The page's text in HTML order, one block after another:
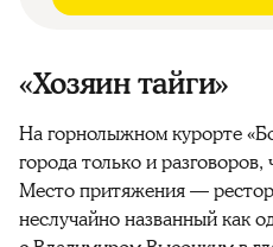
«Хозяин тайги»
На горнолыжном курорте
города только и
Место притяжения —
неслучайно названный как